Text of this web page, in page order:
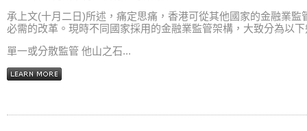
承上文(十月二日)所述，痛定思痛，香港可從其他國家的金融業
必需的改革。現時不同國家採用的金融業監管架構，大致分為以
單一或分散監管 他山之石...